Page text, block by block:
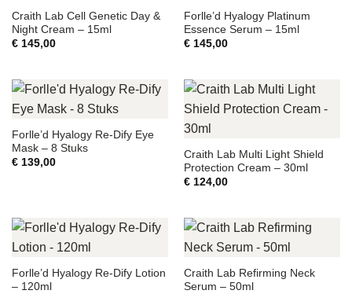
Craith Lab Cell Genetic Day &
Night Cream – 15ml
€145,00
Forlle’d Hyalogy Platinum
Essence Serum – 15ml
€145,00
Forlle’d Hyalogy Re-Dify Eye
Mask – 8 Stuks
€139,00
Craith Lab Multi Light Shield
Protection Cream – 30ml
€124,00
Forlle’d Hyalogy Re-Dify Lotion
– 120ml
Craith Lab Refirming Neck
Serum – 50ml